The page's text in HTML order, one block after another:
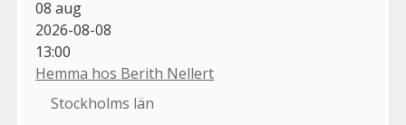
08 aug
2026-08-08
13:00
Hemma hos Berith Nellert
Stockholms län